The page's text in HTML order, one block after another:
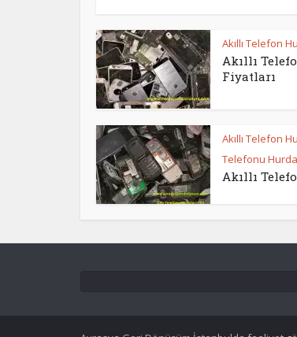
Akıllı Telefon
Akıllı
Fiyatları
Akıllı Telefon
Telefonu
Akıllı